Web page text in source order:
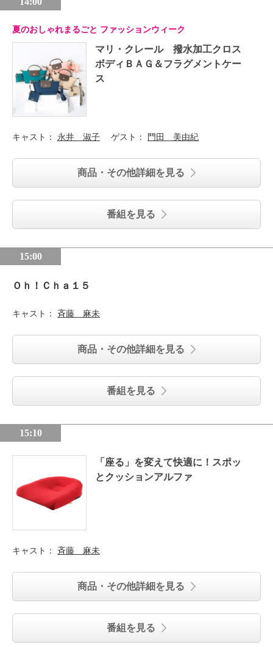
夏のおしゃれまるごと ファッションウィーク
マリ・クレール 撥水加工クロス
ボディＢＡＧ＆フラグメントケー
ス
キャスト： 永井 淑子 ゲスト： 門田 美由紀
商品・その他詳細を見る
番組を見る
15:00
Ｏｈ！Ｃｈａ１５
キャスト： 斉藤 麻未
商品・その他詳細を見る
番組を見る
15:10
「座る」を変えて快適に！スポッ
とクッションアルファ
キャスト： 斉藤 麻未
商品・その他詳細を見る
番組を見る